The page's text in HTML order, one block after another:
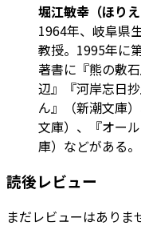
堀江敏幸（ほりえ
1964年、岐阜県
教授。1995年に
著書に『熊の敷
辺』『河岸忘日
ん』（新潮文庫
文庫）、『オー
庫）などがある。
読後レビュー
まだレビューはありま